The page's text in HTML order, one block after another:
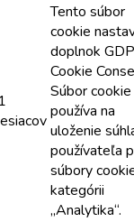
Tento súbor
cookie
doplnok
Cookie
Súbor
používa na
uloženie
používateľa
súbory
kategórii
„Analytika“.